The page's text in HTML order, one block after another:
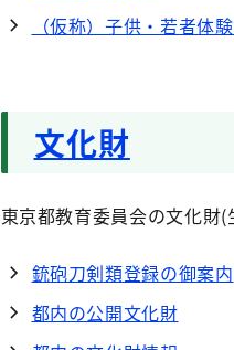
（仮称）子供・若者体
文化財
東京都教育委員会の文化財(
銃砲刀剣類登録の御案内
都内の公開文化財